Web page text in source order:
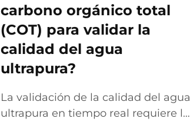
carbono orgánico total
(COT) para validar la
calidad del agua
ultrapura?
La validación de la calidad del agua
ultrapura en tiempo real requiere la